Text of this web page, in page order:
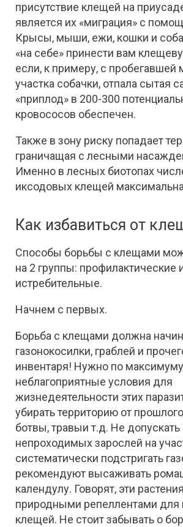
присутствие клещей на
является их «миграция» с
Крысы, мыши, ежи, кошки и
«на себе» принести вам
если, к примеру, с
участка собачки, отпала сытая
«приплод» в 200-300
кровососов обеспечен.
Также в зону риску попадает
граничащая с лесными
Именно в лесных биотопах
иксодовых клещей
Как избавиться от
Способы борьбы с клещами
на 2 группы: профилактические
истребительные.
Начнем с первых.
Борьба с клещами должна
газонокосилки, граблей и
инвентаря! Нужно по
неблагоприятные условия для
жизнедеятельности этих
убирать территорию от
ботвы, травыи т.д. Не допускать
непроходимых зарослей на
систематически подстригать
рекомендуют высаживать
календулу. Говорят, эти
природными репеллентами для
клещей. Не стоит забывать о